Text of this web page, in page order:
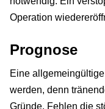
Operation
Prognose
Eine
werden, denn
Gründe. Fehlen die